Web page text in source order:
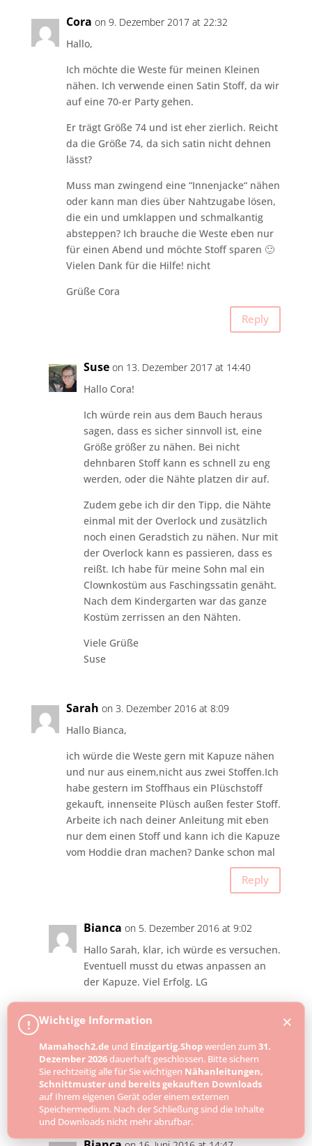
Cora on 9. Dezember 2017 at 22:32
Hallo,
Ich möchte die Weste für meinen Kleinen
nähen. Ich verwende einen Satin Stoff, da wir
auf eine 70-er Party gehen.
Er trägt Größe 74 und ist eher zierlich. Reicht
da die Größe 74, da sich satin nicht dehnen
lässt?
Muss man zwingend eine “Innenjacke“ nähen
oder kann man dies über Nahtzugabe lösen,
die ein und umklappen und schmalkantig
absteppen? Ich brauche die Weste eben nur
für einen Abend und möchte Stoff sparen 🙂
Vielen Dank für die Hilfe! nicht
Grüße Cora
Reply
Suse on 13. Dezember 2017 at 14:40
Hallo Cora!
Ich würde rein aus dem Bauch heraus
sagen, dass es sicher sinnvoll ist, eine
Größe größer zu nähen. Bei nicht
dehnbaren Stoff kann es schnell zu eng
werden, oder die Nähte platzen dir auf.
Zudem gebe ich dir den Tipp, die Nähte
einmal mit der Overlock und zusätzlich
noch einen Geradstich zu nähen. Nur mit
der Overlock kann es passieren, dass es
reißt. Ich habe für meine Sohn mal ein
Clownkostüm aus Faschingssatin genäht.
Nach dem Kindergarten war das ganze
Kostüm zerrissen an den Nähten.
Viele Grüße
Suse
Sarah on 3. Dezember 2016 at 8:09
Hallo Bianca,
ich würde die Weste gern mit Kapuze nähen
und nur aus einem,nicht aus zwei Stoffen.Ich
habe gestern im Stoffhaus ein Plüschstoff
gekauft, innenseite Plüsch außen fester Stoff.
Arbeite ich nach deiner Anleitung mit eben
nur dem einen Stoff und kann ich die Kapuze
vom Hoddie dran machen? Danke schon mal
Reply
Bianca on 5. Dezember 2016 at 9:02
Hallo Sarah, klar, ich würde es versuchen.
Eventuell musst du etwas anpassen an
der Kapuze. Viel Erfolg. LG
Geraldine
Kann die Weste auch aus Jersey genäht
werden?
! Wichtige Information
Mamahoch2.de und Einzigartig.Shopwerden zum 31.
Dezember 2026dauerhaft geschlossen. Bitte sichern
Sie rechtzeitig alle für Sie wichtigen Nähanleitungen,
Schnittmuster und bereits gekauften Downloads
auf Ihrem eigenen Gerät oder einem externen
Speichermedium. Nach der Schließung sind die Inhalte
und Downloads nicht mehr abrufbar.
×